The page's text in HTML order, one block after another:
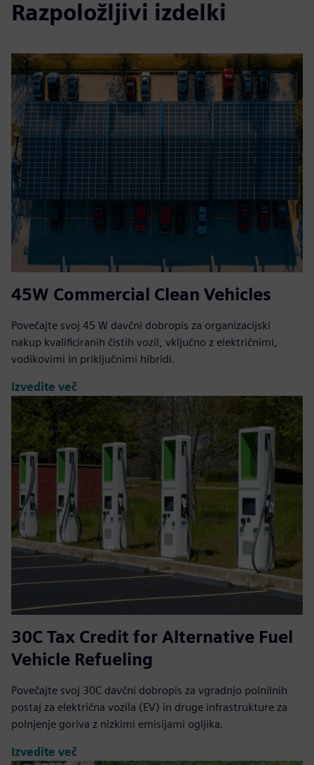
Razpoložljivi izdelki
45W Commercial Clean Vehicles
Povečajte svoj 45 W davčni dobropis za organizacijski
nakup kvalificiranih čistih vozil, vključno z električnimi,
vodikovimi in priključnimi hibridi.
Izvedite več
30C Tax Credit for Alternative Fuel
Vehicle Refueling
Povečajte svoj 30C davčni dobropis za vgradnjo polnilnih
postaj za električna vozila (EV) in druge infrastrukture za
polnjenje goriva z nizkimi emisijami ogljika.
Izvedite več